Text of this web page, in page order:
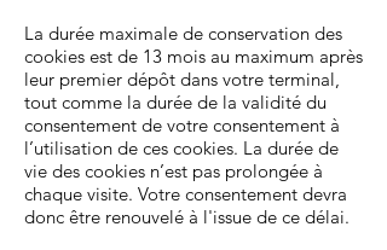
La durée maximale de conservation des
cookies est de 13 mois au maximum après
leur premier dépôt dans votre terminal,
tout comme la durée de la validité du
consentement de votre consentement à
l’utilisation de ces cookies. La durée de
vie des cookies n’est pas prolongée à
chaque visite. Votre consentement devra
donc être renouvelé à l'issue de ce délai.